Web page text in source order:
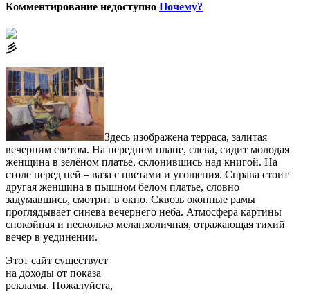
Комментирование недоступно Почему?
⼺
Здесь изображена терраса, залитая
вечерним светом. На переднем плане, слева, сидит молодая
женщина в зелёном платье, склонившись над книгой. На
столе перед ней – ваза с цветами и угощения. Справа стоит
другая женщина в пышном белом платье, словно
задумавшись, смотрит в окно. Сквозь оконные рамы
проглядывает синева вечернего неба. Атмосфера картины
спокойная и несколько меланхоличная, отражающая тихий
вечер в уединении.
Этот сайт существует
на доходы от показа
рекламы. Пожалуйста,